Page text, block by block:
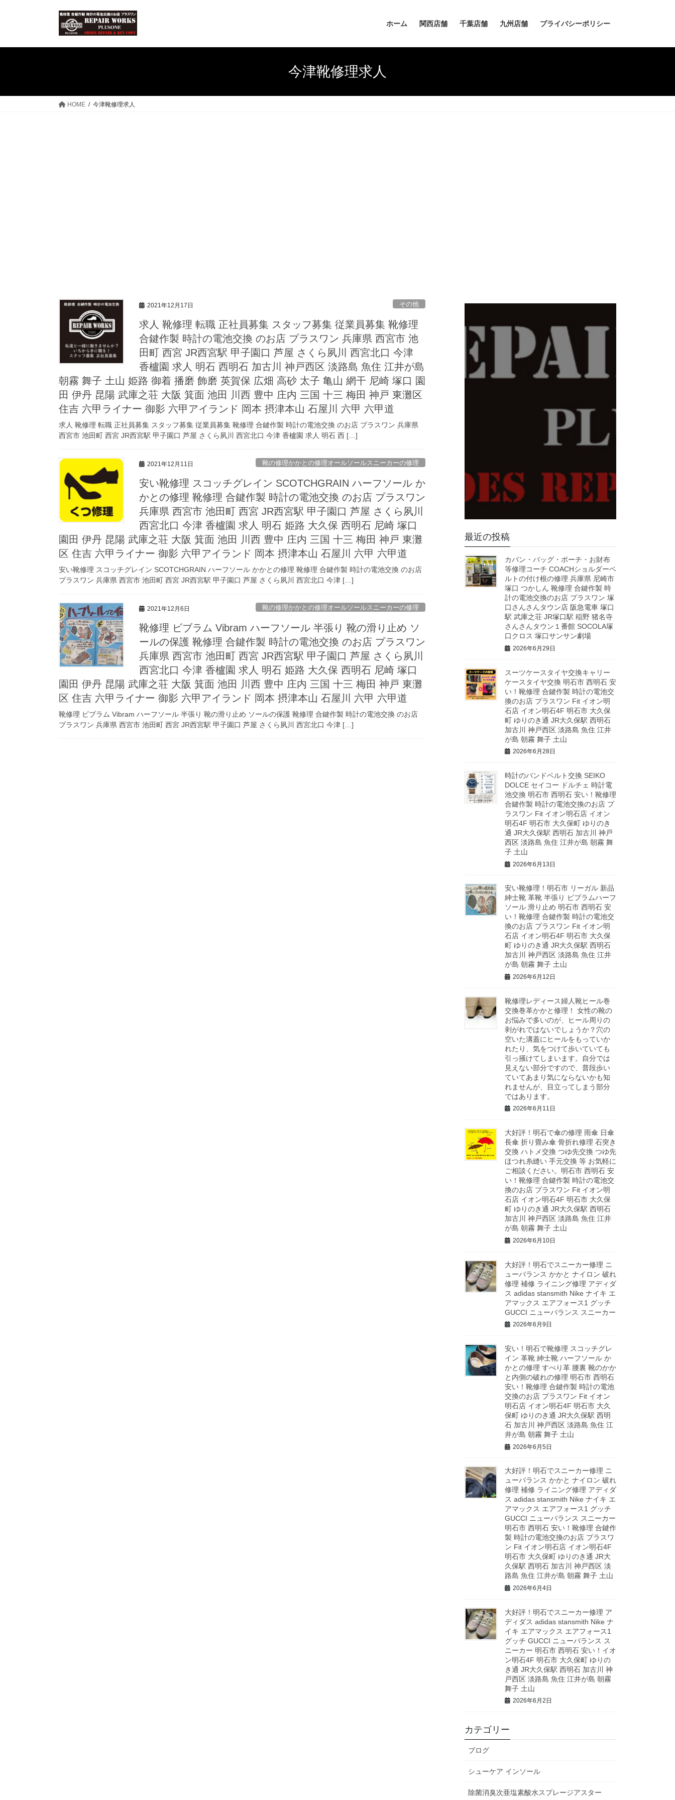
ホーム 関西店舗 千葉店舗 九州店舗 プライバシーポリシー
今津靴修理求人
HOME 今津靴修理求人
2021年12月17日 その他
求人 靴修理 転職 正社員募集 スタッフ募集 従業員募集 靴修理
合鍵作製 時計の電池交換 のお店 プラスワン 兵庫県 西宮市 池
田町 西宮 JR西宮駅 甲子園口 芦屋 さくら夙川 西宮北口 今津
香櫨園 求人 明石 西明石 加古川 神戸西区 淡路島 魚住 江井が島
朝霧 舞子 土山 姫路 御着 播磨 飾磨 英賀保 広畑 高砂 太子 亀山 網干 尼崎 塚口 園
田 伊丹 昆陽 武庫之荘 大阪 箕面 池田 川西 豊中 庄内 三国 十三 梅田 神戸 東灘区
住吉 六甲ライナー 御影 六甲アイランド 岡本 摂津本山 石屋川 六甲 六甲道
求人 靴修理 転職 正社員募集 スタッフ募集 従業員募集 靴修理 合鍵作製 時計の電池交換 のお店 プラスワン 兵庫県
西宮市 池田町 西宮 JR西宮駅 甲子園口 芦屋 さくら夙川 西宮北口 今津 香櫨園 求人 明石 西 […]
2021年12月11日 靴の修理かかとの修理オールソールスニーカーの修理
安い靴修理 スコッチグレイン SCOTCHGRAIN ハーフソール か
かとの修理 靴修理 合鍵作製 時計の電池交換 のお店 プラスワン
兵庫県 西宮市 池田町 西宮 JR西宮駅 甲子園口 芦屋 さくら夙川
西宮北口 今津 香櫨園 求人 明石 姫路 大久保 西明石 尼崎 塚口
園田 伊丹 昆陽 武庫之荘 大阪 箕面 池田 川西 豊中 庄内 三国 十三 梅田 神戸 東灘
区 住吉 六甲ライナー 御影 六甲アイランド 岡本 摂津本山 石屋川 六甲 六甲道
安い靴修理 スコッチグレイン SCOTCHGRAIN ハーフソール かかとの修理 靴修理 合鍵作製 時計の電池交換 のお店
プラスワン 兵庫県 西宮市 池田町 西宮 JR西宮駅 甲子園口 芦屋 さくら夙川 西宮北口 今津 […]
2021年12月6日 靴の修理かかとの修理オールソールスニーカーの修理
靴修理 ビブラム Vibram ハーフソール 半張り 靴の滑り止め ソ
ールの保護 靴修理 合鍵作製 時計の電池交換 のお店 プラスワン
兵庫県 西宮市 池田町 西宮 JR西宮駅 甲子園口 芦屋 さくら夙川
西宮北口 今津 香櫨園 求人 明石 姫路 大久保 西明石 尼崎 塚口
園田 伊丹 昆陽 武庫之荘 大阪 箕面 池田 川西 豊中 庄内 三国 十三 梅田 神戸 東灘
区 住吉 六甲ライナー 御影 六甲アイランド 岡本 摂津本山 石屋川 六甲 六甲道
靴修理 ビブラム Vibram ハーフソール 半張り 靴の滑り止め ソールの保護 靴修理 合鍵作製 時計の電池交換 のお店
プラスワン 兵庫県 西宮市 池田町 西宮 JR西宮駅 甲子園口 芦屋 さくら夙川 西宮北口 今津 […]
最近の投稿
カバン・バッグ・ポーチ・お財布
等修理コーチ COACHショルダーベ
ルトの付け根の修理 兵庫県 尼崎市
塚口 つかしん 靴修理 合鍵作製 時
計の電池交換のお店 プラスワン 塚
口さんさんタウン店 阪急電車 塚口
駅 武庫之荘 JR塚口駅 稲野 猪名寺
さんさんタウン１番館 SOCOLA塚
口クロス 塚口サンサン劇場
2026年6月29日
スーツケースタイヤ交換キャリー
ケースタイヤ交換 明石市 西明石 安
い！靴修理 合鍵作製 時計の電池交
換のお店 プラスワン Fit イオン明
石店 イオン明石4F 明石市 大久保
町 ゆりのき通 JR大久保駅 西明石
加古川 神戸西区 淡路島 魚住 江井
が島 朝霧 舞子 土山
2026年6月28日
時計のバンドベルト交換 SEIKO
DOLCE セイコー ドルチェ 時計電
池交換 明石市 西明石 安い！靴修理
合鍵作製 時計の電池交換のお店 プ
ラスワン Fit イオン明石店 イオン
明石4F 明石市 大久保町 ゆりのき
通 JR大久保駅 西明石 加古川 神戸
西区 淡路島 魚住 江井が島 朝霧 舞
子 土山
2026年6月13日
安い靴修理！明石市 リーガル 新品
紳士靴 革靴 半張り ビブラムハーフ
ソール 滑り止め 明石市 西明石 安
い！靴修理 合鍵作製 時計の電池交
換のお店 プラスワン Fit イオン明
石店 イオン明石4F 明石市 大久保
町 ゆりのき通 JR大久保駅 西明石
加古川 神戸西区 淡路島 魚住 江井
が島 朝霧 舞子 土山
2026年6月12日
靴修理レディース婦人靴ヒール巻
交換巻革かかと修理！ 女性の靴の
お悩みで多いのが、ヒール周りの
剥がれではないでしょうか？穴の
空いた溝蓋にヒールをもっていか
れたり、気をつけて歩いていても
引っ掻けてしまいます。自分では
見えない部分ですので、普段歩い
ていてあまり気にならないかも知
れませんが、目立ってしまう部分
ではあります。
2026年6月11日
大好評！明石で傘の修理 雨傘 日傘
長傘 折り畳み傘 骨折れ修理 石突き
交換 ハトメ交換 つゆ先交換 つゆ先
ほつれ糸縫い 手元交換 等 お気軽に
ご相談ください。明石市 西明石 安
い！靴修理 合鍵作製 時計の電池交
換のお店 プラスワン Fit イオン明
石店 イオン明石4F 明石市 大久保
町 ゆりのき通 JR大久保駅 西明石
加古川 神戸西区 淡路島 魚住 江井
が島 朝霧 舞子 土山
2026年6月10日
大好評！明石でスニーカー修理 ニ
ューバランス かかと ナイロン 破れ
修理 補修 ライニング修理 アディダ
ス adidas stansmith Nike ナイキ エ
アマックス エアフォース1 グッチ
GUCCI ニューバランス スニーカー
2026年6月9日
安い！明石で靴修理 スコッチグレ
イン 革靴 紳士靴 ハーフソール か
かとの修理 すべり革 腰裏 靴のかか
と内側の破れの修理 明石市 西明石
安い！靴修理 合鍵作製 時計の電池
交換のお店 プラスワン Fit イオン
明石店 イオン明石4F 明石市 大久
保町 ゆりのき通 JR大久保駅 西明
石 加古川 神戸西区 淡路島 魚住 江
井が島 朝霧 舞子 土山
2026年6月5日
大好評！明石でスニーカー修理 ニ
ューバランス かかと ナイロン 破れ
修理 補修 ライニング修理 アディダ
ス adidas stansmith Nike ナイキ エ
アマックス エアフォース1 グッチ
GUCCI ニューバランス スニーカー
明石市 西明石 安い！靴修理 合鍵作
製 時計の電池交換のお店 プラスワ
ン Fit イオン明石店 イオン明石4F
明石市 大久保町 ゆりのき通 JR大
久保駅 西明石 加古川 神戸西区 淡
路島 魚住 江井が島 朝霧 舞子 土山
2026年6月4日
大好評！明石でスニーカー修理 ア
ディダス adidas stansmith Nike ナ
イキ エアマックス エアフォース1
グッチ GUCCI ニューバランス ス
ニーカー 明石市 西明石 安い！イオ
ン明石4F 明石市 大久保町 ゆりの
き通 JR大久保駅 西明石 加古川 神
戸西区 淡路島 魚住 江井が島 朝霧
舞子 土山
2026年6月2日
カテゴリー
ブログ
シューケア インソール
除菌消臭次亜塩素酸水スプレージアスター